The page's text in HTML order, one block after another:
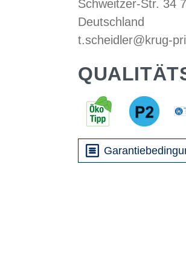
Schweitzer-Str. 34
Deutschland
t.scheidler@krug-